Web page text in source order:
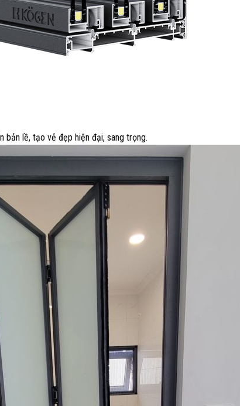
bản lề, tạo vẻ đẹp hiện đại, sang trọng.